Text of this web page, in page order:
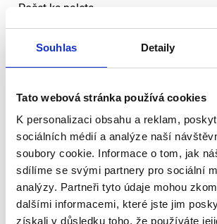
Souhlas Detaily
Tato webová stránka používá cookies
K personalizaci obsahu a reklam,
sociálních médií a analýze naší
soubory cookie. Informace o tom, jak
sdílíme se svými partnery pro sociální
analýzy. Partneři tyto údaje mohou
dalšími informacemi, které jste jim
získali v důsledku toho, že používáte
Počet ks paleta
Brutto váha ks (v kartonu)
Cena /ks bez DPH - paleta a více